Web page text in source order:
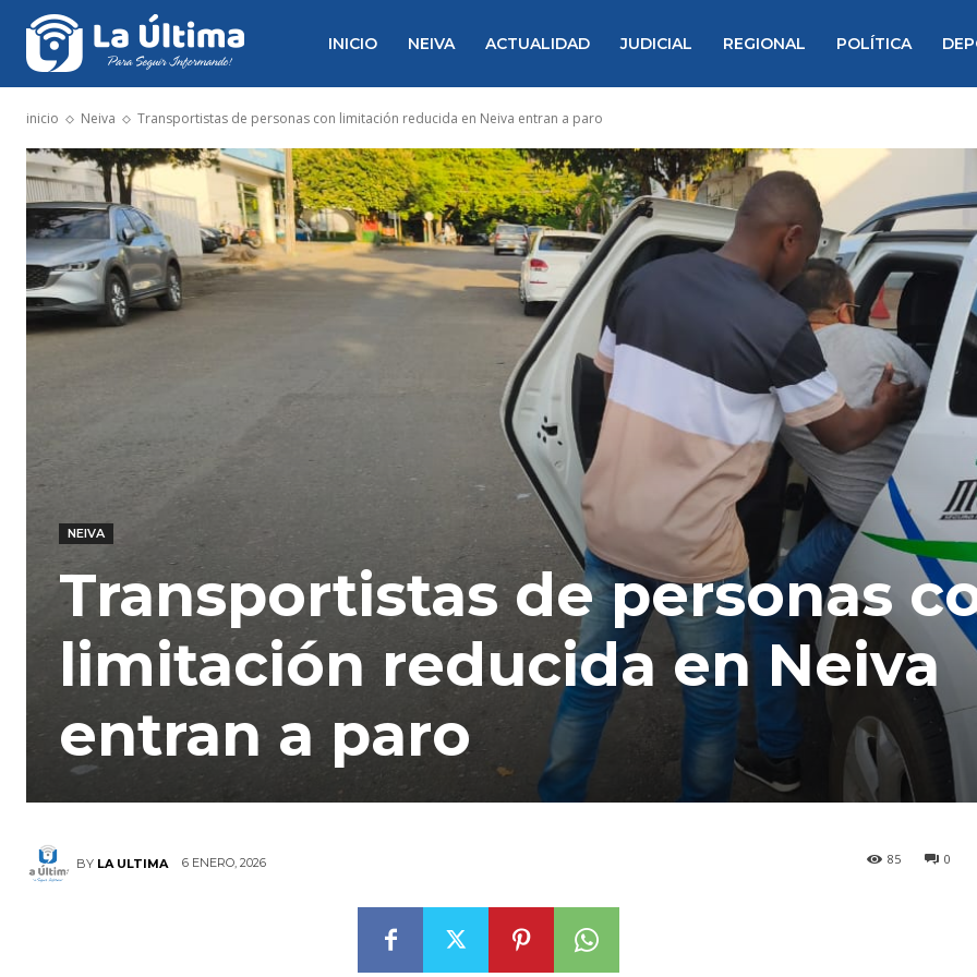
INICIO NEIVA ACTUALIDAD JUDICIAL REGIONAL POLÍTICA
inicio Neiva Transportistas de personas con limitación reducida en Neiva entran a paro
NEIVA
Transportistas de personas
limitación reducida en Neiva
entran a paro
BY LA ULTIMA 6 ENERO, 2026 0
85